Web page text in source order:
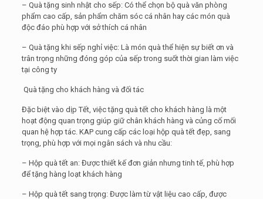
– Quà tặng sinh nhật cho sếp: Có thể chọn bộ quà văn phòng
phẩm cao cấp, sản phẩm chăm sóc cá nhân hay các món quà
độc đáo phù hợp với sở thích cá nhân
– Quà tặng khi sếp nghỉ việc: Là món quà thể hiện sự biết ơn và
trân trọng những đóng góp của sếp trong suốt thời gian làm việc
tại công ty
Quà tặng cho khách hàng và đối tác
Đặc biệt vào dịp Tết, việc tặng quà tết cho khách hàng là một
hoạt động quan trọng giúp giữ chân khách hàng và củng cố mối
quan hệ hợp tác. KAP cung cấp các loại hộp quà tết đẹp, sang
trọng, phù hợp với mọi ngân sách và nhu cầu:
– Hộp quà tết an: Được thiết kế đơn giản nhưng tinh tế, phù hợp
để tặng hàng loạt khách hàng
– Hộp quà tết sang trọng: Được làm từ vật liệu cao cấp, được